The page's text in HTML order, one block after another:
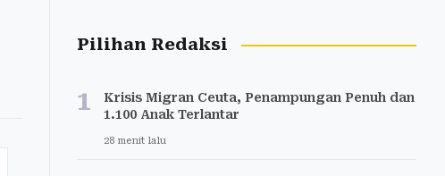
Pilihan Redaksi
1
Krisis Migran Ceuta, Penampungan Penuh dan
1.100 Anak Terlantar
28 menit lalu